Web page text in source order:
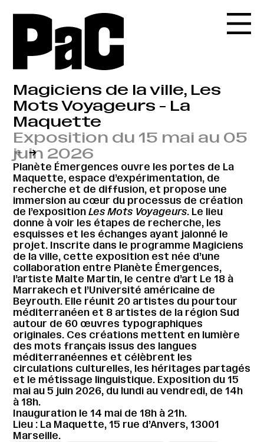
Magiciens de la ville, Les
Mots Voyageurs - La
Maquette
Exposition du 15 mai au 05
juin 2026
← →
Planète Émergences ouvre les portes de La
Maquette, espace d’expérimentation, de
recherche et de diffusion, et propose une
immersion au cœur du processus de création
de l’expositionLes Mots Voyageurs. Le lieu
donne à voir les étapes de recherche, les
esquisses et les échanges ayant jalonné le
projet. Inscrite dans le programme Magiciens
de la ville, cette exposition est née d’une
collaboration entre Planète Émergences,
l’artiste Malte Martin, le centre d’art Le 18 à
Marrakech et l’Université américaine de
Beyrouth. Elle réunit 20 artistes du pourtour
méditerranéen et 8 artistes de la région Sud
autour de 60 œuvres typographiques
originales. Ces créations mettent en lumière
des mots français issus des langues
méditerranéennes et célèbrent les
circulations culturelles, les héritages partagés
et le métissage linguistique. Exposition du 15
mai au 5 juin 2026, du lundi au vendredi, de 14h
à 18h.
Inauguration le 14 mai de 18h à 21h.
Lieu : La Maquette, 15 rue d’Anvers, 13001
Marseille.